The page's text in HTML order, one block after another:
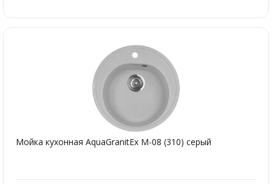
Мойка кухонная AquaGranitEx M-08 (310) серый